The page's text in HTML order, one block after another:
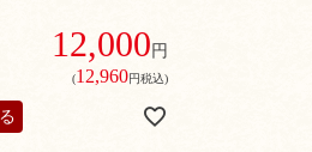
12,000円
(12,960円税込)